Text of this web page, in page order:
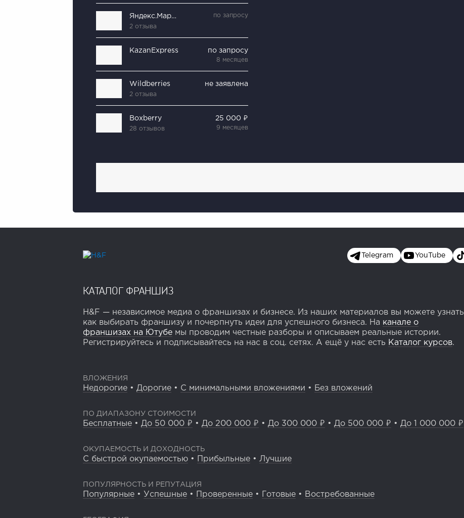
Яндекс.Маркет
2 отзыва
по запросу
KazanExpress по запросу
8 месяцев
Wildberries
2 отзыва
не заявлена
Boxberry
28 отзывов
25 000 ₽
9 месяцев
Telegram YouTube
КАТАЛОГ ФРАНШИЗ
H&F — независимое медиа о франшизах и бизнесе. Из наших материалов вы можете узнать
как выбирать франшизу и почерпнуть идеи для успешного бизнеса. На канале о
франшизах на Ютубе мы проводим честные разборы и описываем реальные истории.
Регистрируйтесь и подписывайтесь на нас в соц. сетях. А ещё у нас есть Каталог курсов.
ВЛОЖЕНИЯ
Недорогие • Дорогие • С минимальными вложениями • Без вложений
ПО ДИАПАЗОНУ СТОИМОСТИ
Бесплатные • До 50 000 ₽ • До 200 000 ₽ • До 300 000 ₽ • До 500 000 ₽ • До 1 000 000 ₽
ОКУПАЕМОСТЬ И ДОХОДНОСТЬ
С быстрой окупаемостью • Прибыльные • Лучшие
ПОПУЛЯРНОСТЬ И РЕПУТАЦИЯ
Популярные • Успешные • Проверенные • Готовые • Востребованные